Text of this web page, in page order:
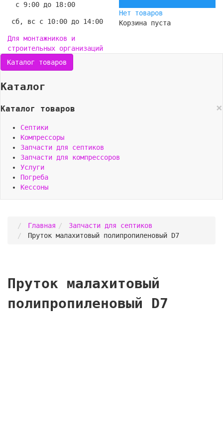
с 9:00 до 18:00
сб, вс с 10:00 до 14:00
Для монтажников и
строительных организаций
Нет товаров
Корзина пуста
Каталог товаров
Каталог
×
Каталог товаров
Септики
Компрессоры
Запчасти для септиков
Запчасти для компрессоров
Услуги
Погреба
Кессоны
Главная
Запчасти для септиков
Пруток малахитовый полипропиленовый D7
Пруток малахитовый
полипропиленовый D7